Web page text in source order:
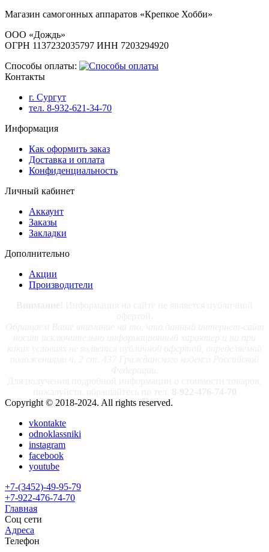
Магазин самогонных аппаратов «Крепкое Хобби»
ООО «Дождь»
ОГРН 1137232035797 ИНН 7203294920
Способы оплаты:
Контакты
г. Сургут
тел. 8-932-621-34-70
Информация
Как оформить заказ
Доставка и оплата
Конфиденциальность
Личный кабинет
Аккаунт
Заказы
Закладки
Дополнительно
Акции
Производители
Copyright © 2018-2024. All rights reserved.
vkontakte
odnoklassniki
instagram
facebook
youtube
+7-(3452)-49-95-79
+7-922-476-74-70
Главная
Соц сети
Адреса
Телефон